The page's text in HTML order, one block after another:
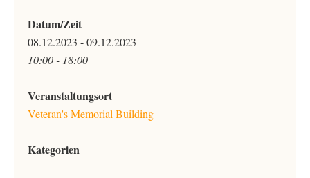
Datum/Zeit
08.12.2023 - 09.12.2023
10:00 - 18:00
Veranstaltungsort
Veteran's Memorial Building
Kategorien